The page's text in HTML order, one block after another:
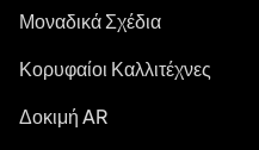
Μοναδικά Σχέδια
Κορυφαίοι Καλλιτέχνες
Δοκιμή AR